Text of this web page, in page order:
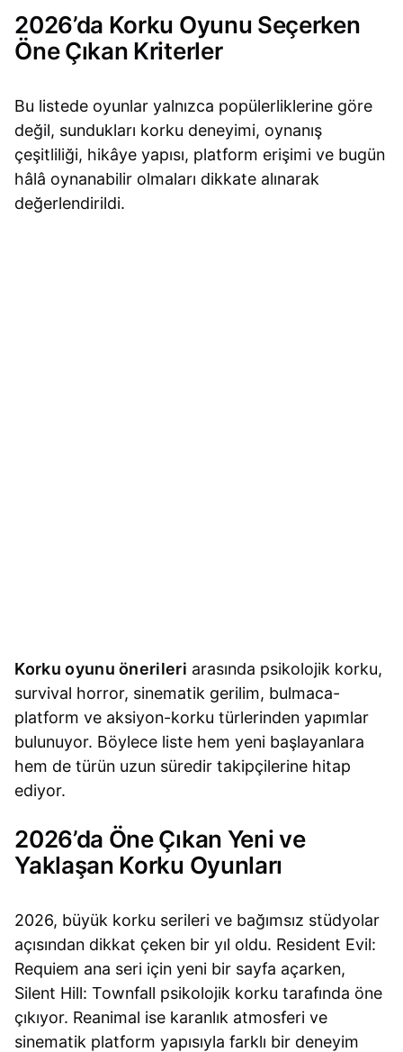
2026’da Korku Oyunu Seçerken
Öne Çıkan Kriterler
Bu listede oyunlar yalnızca popülerliklerine göre
değil, sundukları korku deneyimi, oynanış
çeşitliliği, hikâye yapısı, platform erişimi ve bugün
hâlâ oynanabilir olmaları dikkate alınarak
değerlendirildi.
Korku oyunu önerileri arasında psikolojik korku,
survival horror, sinematik gerilim, bulmaca-
platform ve aksiyon-korku türlerinden yapımlar
bulunuyor. Böylece liste hem yeni başlayanlara
hem de türün uzun süredir takipçilerine hitap
ediyor.
2026’da Öne Çıkan Yeni ve
Yaklaşan Korku Oyunları
2026, büyük korku serileri ve bağımsız stüdyolar
açısından dikkat çeken bir yıl oldu. Resident Evil:
Requiem ana seri için yeni bir sayfa açarken,
Silent Hill: Townfall psikolojik korku tarafında öne
çıkıyor. Reanimal ise karanlık atmosferi ve
sinematik platform yapısıyla farklı bir deneyim